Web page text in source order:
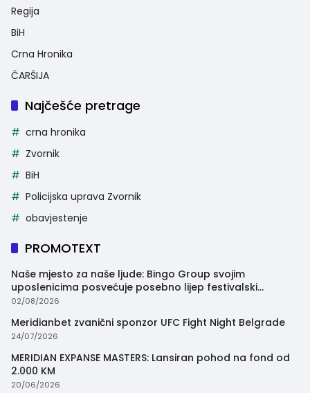
Regija
BiH
Crna Hronika
ČARŠIJA
Najčešće pretrage
crna hronika
Zvornik
BiH
Policijska uprava Zvornik
obavjestenje
PROMOTEXT
Naše mjesto za naše ljude: Bingo Group svojim
uposlenicima posvećuje posebno lijep festivalski
trenutak
02/08/2026
Meridianbet zvanični sponzor UFC Fight Night Belgrade
24/07/2026
MERIDIAN EXPANSE MASTERS: Lansiran pohod na fond od
2.000 KM
20/06/2026